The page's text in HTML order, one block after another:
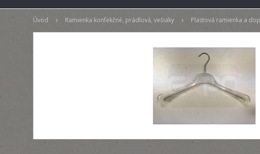
Úvod Ramienka konfekčné, prádlová, vešiaky Plastová ramienka a